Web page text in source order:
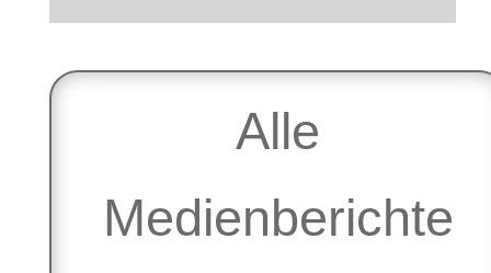
Alle
Medienberichte